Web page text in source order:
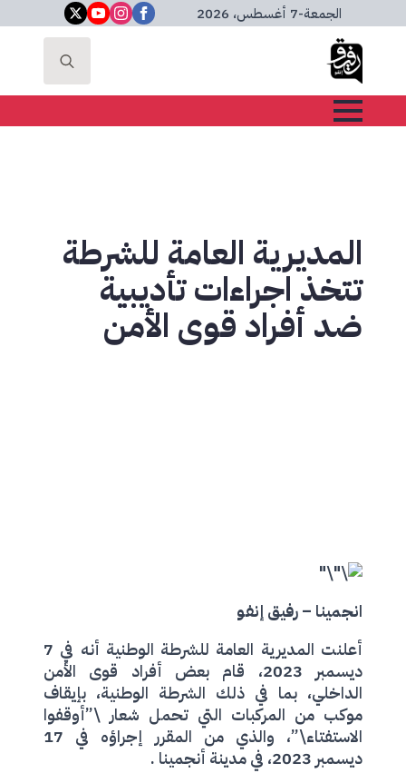
الجمعة-7 أغسطس، 2026
Search
المديرية العامة للشرطة
تتخذ اجراءات تأديبية
ضد أفراد قوى الأمن
انجمينا – رفيق إنفو
أعلنت المديرية العامة للشرطة الوطنية أنه في 7
ديسمبر 2023، قام بعض أفراد قوى الأمن
الداخلي، بما في ذلك الشرطة الوطنية، بإيقاف
موكب من المركبات التي تحمل شعار \”أوقفوا
الاستفتاء\”، والذي من المقرر إجراؤه في 17
ديسمبر 2023، في مدينة أنجمينا .